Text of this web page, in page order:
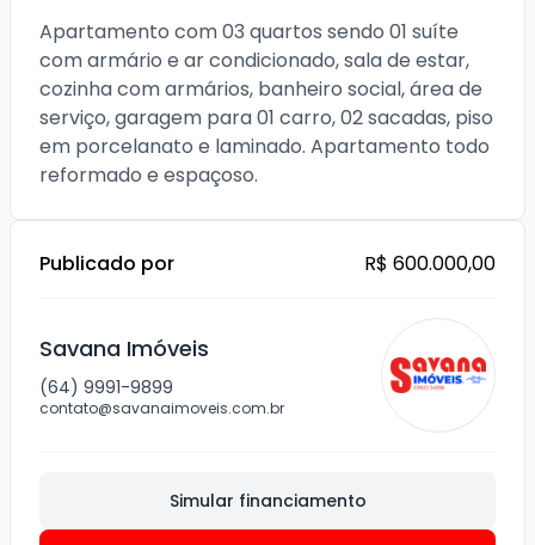
Apartamento com 03 quartos sendo 01 suíte
com armário e ar condicionado, sala de estar,
cozinha com armários, banheiro social, área de
serviço, garagem para 01 carro, 02 sacadas, piso
em porcelanato e laminado. Apartamento todo
reformado e espaçoso.
Publicado por R$ 600.000,00
Savana Imóveis
(64) 9991-9899
contato@savanaimoveis.com.br
Simular financiamento